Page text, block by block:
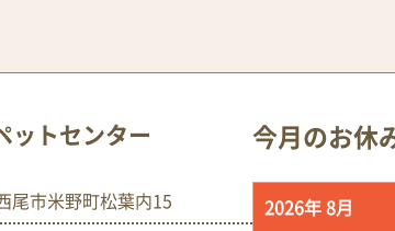
ットセンター
尾市米野町松葉内15
今月のお休
2026年 8月